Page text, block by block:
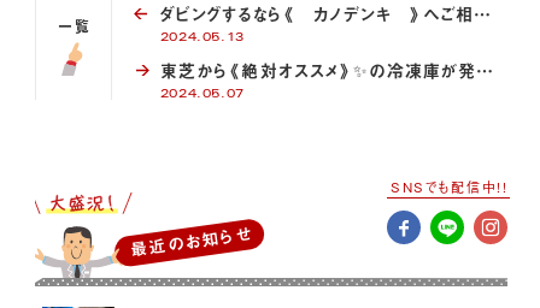
一覧 ダビングするなら《 カノデンキ 》へご相談を♪
2024.05.13
東芝から《絶対オススメ》✨の冷凍庫が発売…
2024.05.07
最近のお知らせ
SNSでも配信中!!